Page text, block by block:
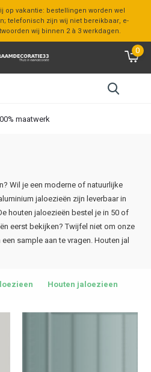
op vakantie: bestellingen worden wel
telefonisch zijn wij niet bereikbaar, e-
wij binnen 2 à 3 werkdagen.
0
maatwerk
Wil je een moderne of natuurlijke
jaloezieën zijn leverbaar in
houten jaloezieën bestel je in 50 of
eerst bekijken? Twijfel niet om onze
sample aan te vragen. Houten jal
Houten jaloezieen